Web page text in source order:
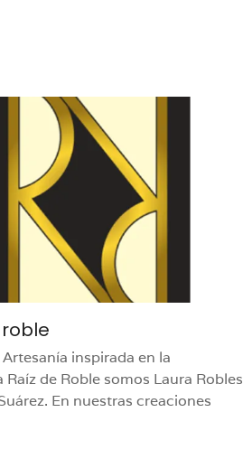
inspirada en la
Raíz de Roble somos Laura Robles
En nuestras creaciones